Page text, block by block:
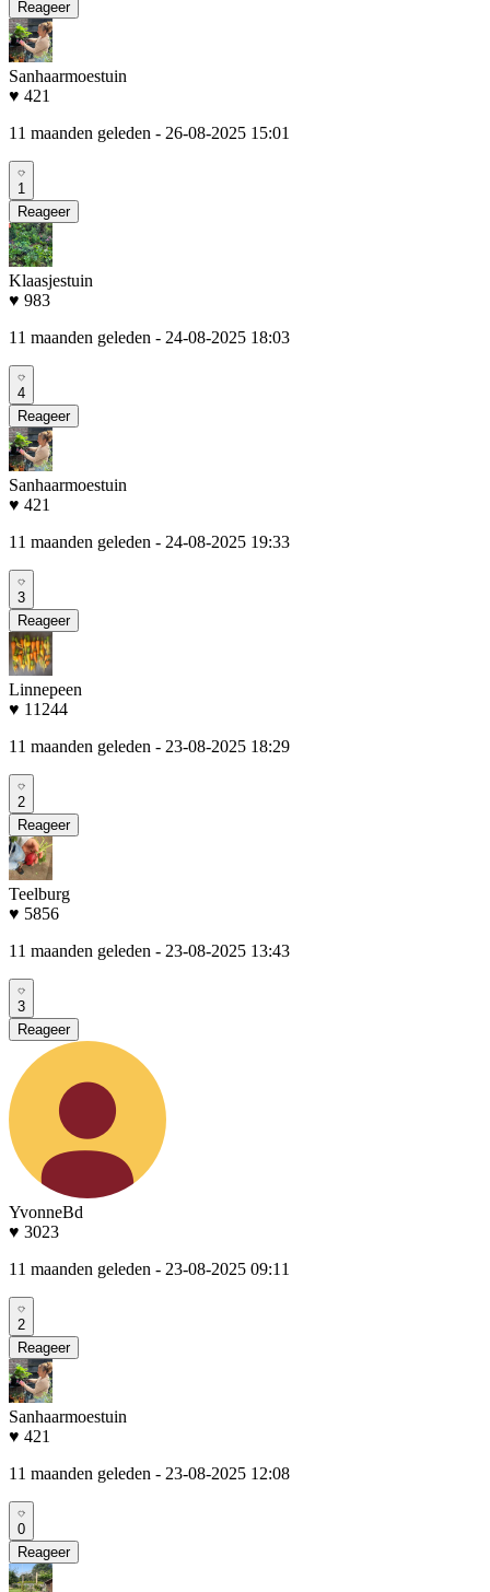
Reageer
Sanhaarmoestuin
♥ 421
11 maanden geleden - 26-08-2025 15:01
1
Reageer
Klaasjestuin
♥ 983
11 maanden geleden - 24-08-2025 18:03
4
Reageer
Sanhaarmoestuin
♥ 421
11 maanden geleden - 24-08-2025 19:33
3
Reageer
Linnepeen
♥ 11244
11 maanden geleden - 23-08-2025 18:29
2
Reageer
Teelburg
♥ 5856
11 maanden geleden - 23-08-2025 13:43
3
Reageer
YvonneBd
♥ 3023
11 maanden geleden - 23-08-2025 09:11
2
Reageer
Sanhaarmoestuin
♥ 421
11 maanden geleden - 23-08-2025 12:08
0
Reageer